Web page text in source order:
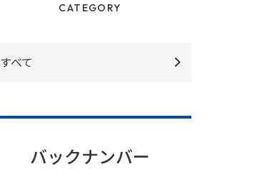
CATEGORY
すべて
バックナンバー